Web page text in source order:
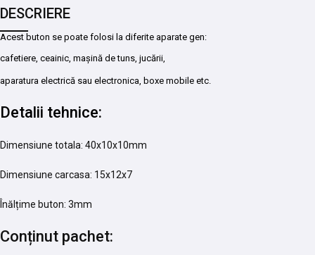
DESCRIERE
Acest buton se poate folosi la diferite aparate gen:
cafetiere, ceainic, mașină de tuns, jucării,
aparatura electrică sau electronica, boxe mobile etc.
Detalii tehnice:
Dimensiune totala: 40x10x10mm
Dimensiune carcasa: 15x12x7
Înălțime buton: 3mm
Conținut pachet: